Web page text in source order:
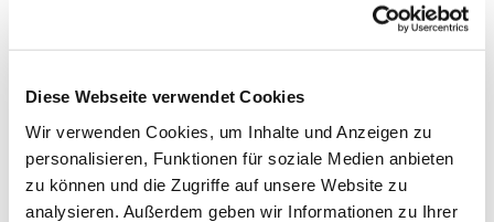
Diese Webseite verwendet Cookies
Wir verwenden Cookies, um Inhalte und Anzeigen zu
personalisieren, Funktionen für soziale Medien anbieten
zu können und die Zugriffe auf unsere Website zu
analysieren. Außerdem geben wir Informationen zu Ihrer